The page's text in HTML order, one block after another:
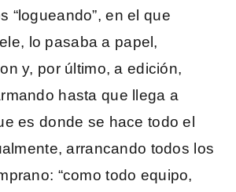
“logueando”, en el que
lo pasaba a papel,
y, por último, a edición,
hasta que llega a
es donde se hace todo el
arrancando todos los
“como todo equipo,